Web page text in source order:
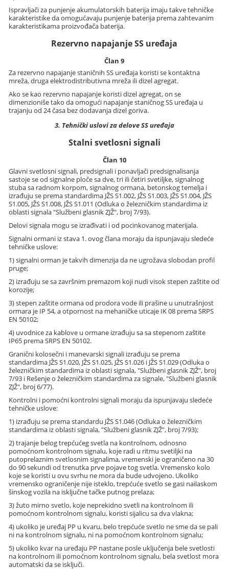
Ispravljači za punjenje akumulatorskih baterija imaju takve tehničke
karakteristike da omogućavaju punjenje baterija prema zahtevanim
karakteristikama proizvođača baterija.
Rezervno napajanje SS uređaja
Član 9
Za rezervno napajanje staničnih SS uređaja koristi se kontaktna
mreža, druga elektrodistributivna mreža ili dizel agregat.
Ako se kao rezervno napajanje koristi dizel agregat, on se
dimenzioniše tako da omogući napajanje staničnog SS uređaja u
trajanju od 24 časa bez dodavanja dizel goriva.
3. Tehnički uslovi za delove SS uređaja
Stalni svetlosni signali
Član 10
Glavni svetlosni signali, predsignali i ponavljači predsignalisanja
sastoje se od signalne ploče sa dve, tri ili četiri svetiljke, signalnog
stuba sa radnom korpom, signalnog ormana, betonskog temelja i
izrađuju se prema standardima JŽS S1.002, JŽS S1.003, JŽS S1.004, JŽS
S1.005, JŽS S1.008, JŽS S1.011 (Odluka o železničkim standardima iz
oblasti signala "Službeni glasnik ZJŽ", broj 7/93).
Delovi signala mogu se izrađivati i od pocinkovanog materijala.
Signalni ormani iz stava 1. ovog člana moraju da ispunjavaju sledeće
tehničke uslove:
1) signalni orman je takvih dimenzija da ne ugrožava slobodan profil
pruge;
2) izrađuju se sa završnim premazom koji nudi visok stepen zaštite od
korozije;
3) stepen zaštite ormana od prodora vode ili prašine u unutrašnjost
ormara je IP 54, a otpornost na mehaničke uticaje IK 08 prema SRPS
EN 50102;
4) uvodnice za kablove u ormane izrađuju sa sa stepenom zaštite
IP65 prema SRPS EN 50102.
Granični kolosečni i manevarski signali izrađuju se prema
standardima JŽS S1.020, JŽS S1.025, JŽS S1.026 i JŽS S1.029 (Odluka o
železničkim standardima iz oblasti signala, "Službeni glasnik ZJŽ", broj
7/93 i Rešenje o železničkim standardima za signale, "Službeni glasnik
ZJŽ", broj 6/77).
Kontrolni i pomoćni kontrolni signali moraju da ispunjavaju sledeće
tehničke uslove:
1) izrađuju se prema standardu JŽS S1.046 (Odluka o železničkim
standardima iz oblasti signala, "Službeni glasnik ZJŽ", broj 7/93);
2) trajanje belog trepćućeg svetla na kontrolnom, odnosno
pomoćnom kontrolnom signalu, koje radi u ritmu svetiljki na
putoprelaznim svetlosnim signalima, vremenski je ograničeno na 30
do 90 sekundi od trenutka prve pojave tog svetla. Vremensko kolo
koje se koristi u ovu svrhu ne mora da bude udvojeno. Ukoliko
vremensko ograničenje nije isteklo, trepćuće svetlo se gasi nailaskom
šinskog vozila na isključne tačke putnog prelaza;
3) žuto mirno svetlo, koje neprekidno svetli na kontrolnom ili
pomoćnom kontrolnom signalu, koristi sijalicu sa dva vlakna;
4) ukoliko je uređaj PP u kvaru, belo trepćuće svetlo ne sme da se pali
ni na kontrolnom signalu, ni na pomoćnom kontrolnom signalu;
5) ukoliko kvar na uređaju PP nastane posle uključenja bele svetlosti
na kontrolnom ili pomoćnom kontrolnom signalu, bela svetlost mora
automatski da se isključi.